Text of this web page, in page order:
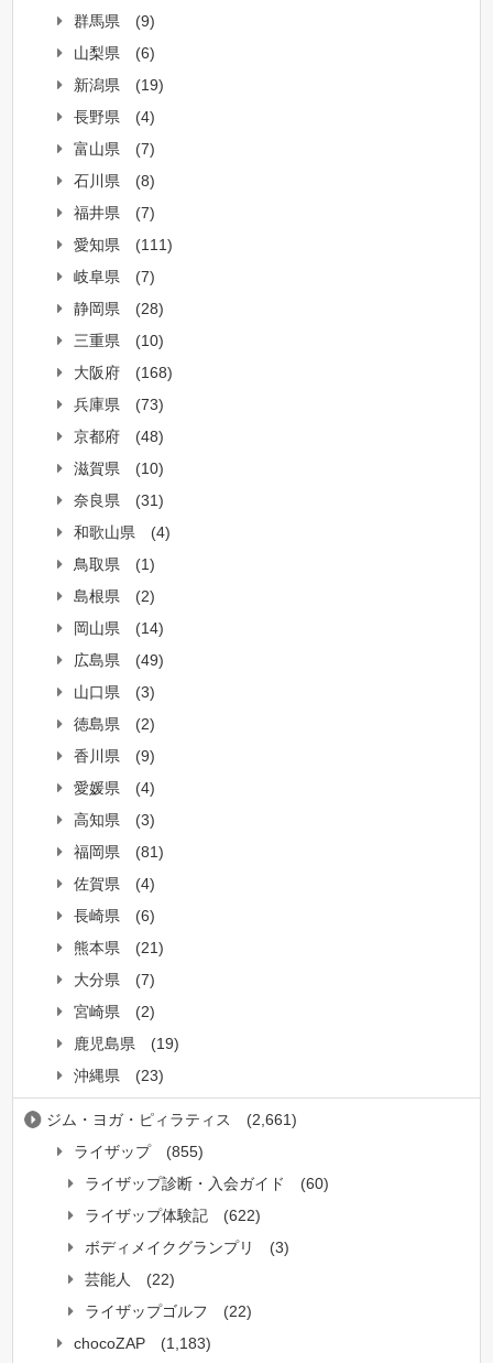
群馬県
(9)
山梨県
(6)
新潟県
(19)
長野県
(4)
富山県
(7)
石川県
(8)
福井県
(7)
愛知県
(111)
岐阜県
(7)
静岡県
(28)
三重県
(10)
大阪府
(168)
兵庫県
(73)
京都府
(48)
滋賀県
(10)
奈良県
(31)
和歌山県
(4)
鳥取県
(1)
島根県
(2)
岡山県
(14)
広島県
(49)
山口県
(3)
徳島県
(2)
香川県
(9)
愛媛県
(4)
高知県
(3)
福岡県
(81)
佐賀県
(4)
長崎県
(6)
熊本県
(21)
大分県
(7)
宮崎県
(2)
鹿児島県
(19)
沖縄県
(23)
ジム・ヨガ・ピィラティス
(2,661)
ライザップ
(855)
ライザップ診断・入会ガイド
(60)
ライザップ体験記
(622)
ボディメイクグランプリ
(3)
芸能人
(22)
ライザップゴルフ
(22)
chocoZAP
(1,183)